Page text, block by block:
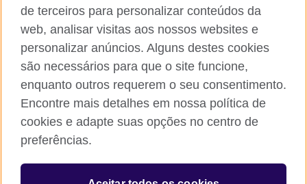
British Council global
Comentários e reclamações
Política de privacidade e termos de uso
© 2026 British Council
de terceiros para personalizar conteúdos da
web, analisar visitas aos nossos websites e
personalizar anúncios. Alguns destes cookies
são necessários para que o site funcione,
enquanto outros requerem o seu consentimento.
Encontre mais detalhes em nossa política de
cookies e adapte suas opções no centro de
preferências.